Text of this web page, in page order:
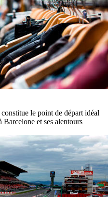
le point de départ idéal
Barcelone et ses alentours